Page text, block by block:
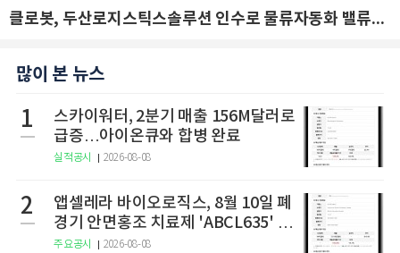
클로봇, 두산로지스틱스솔루션 인수로 물류자동화 밸류체인 확장 추진 - IBK투자증권
많이 본 뉴스
1
스카이워터, 2분기 매출 156M달러로
급증…아이온큐와 합병 완료
실적공시 2026-08-08
2
앱셀레라 바이오로직스, 8월 10일 폐
경기 안면홍조 치료제 'ABCL635' 임
상 2상 결과 발표
주요공시 2026-08-08